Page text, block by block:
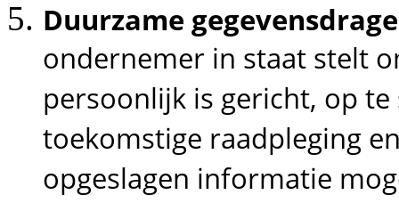
Duurzame
ondernemer in staat stelt
persoonlijk is gericht, op
toekomstige raadpleging
opgeslagen informatie